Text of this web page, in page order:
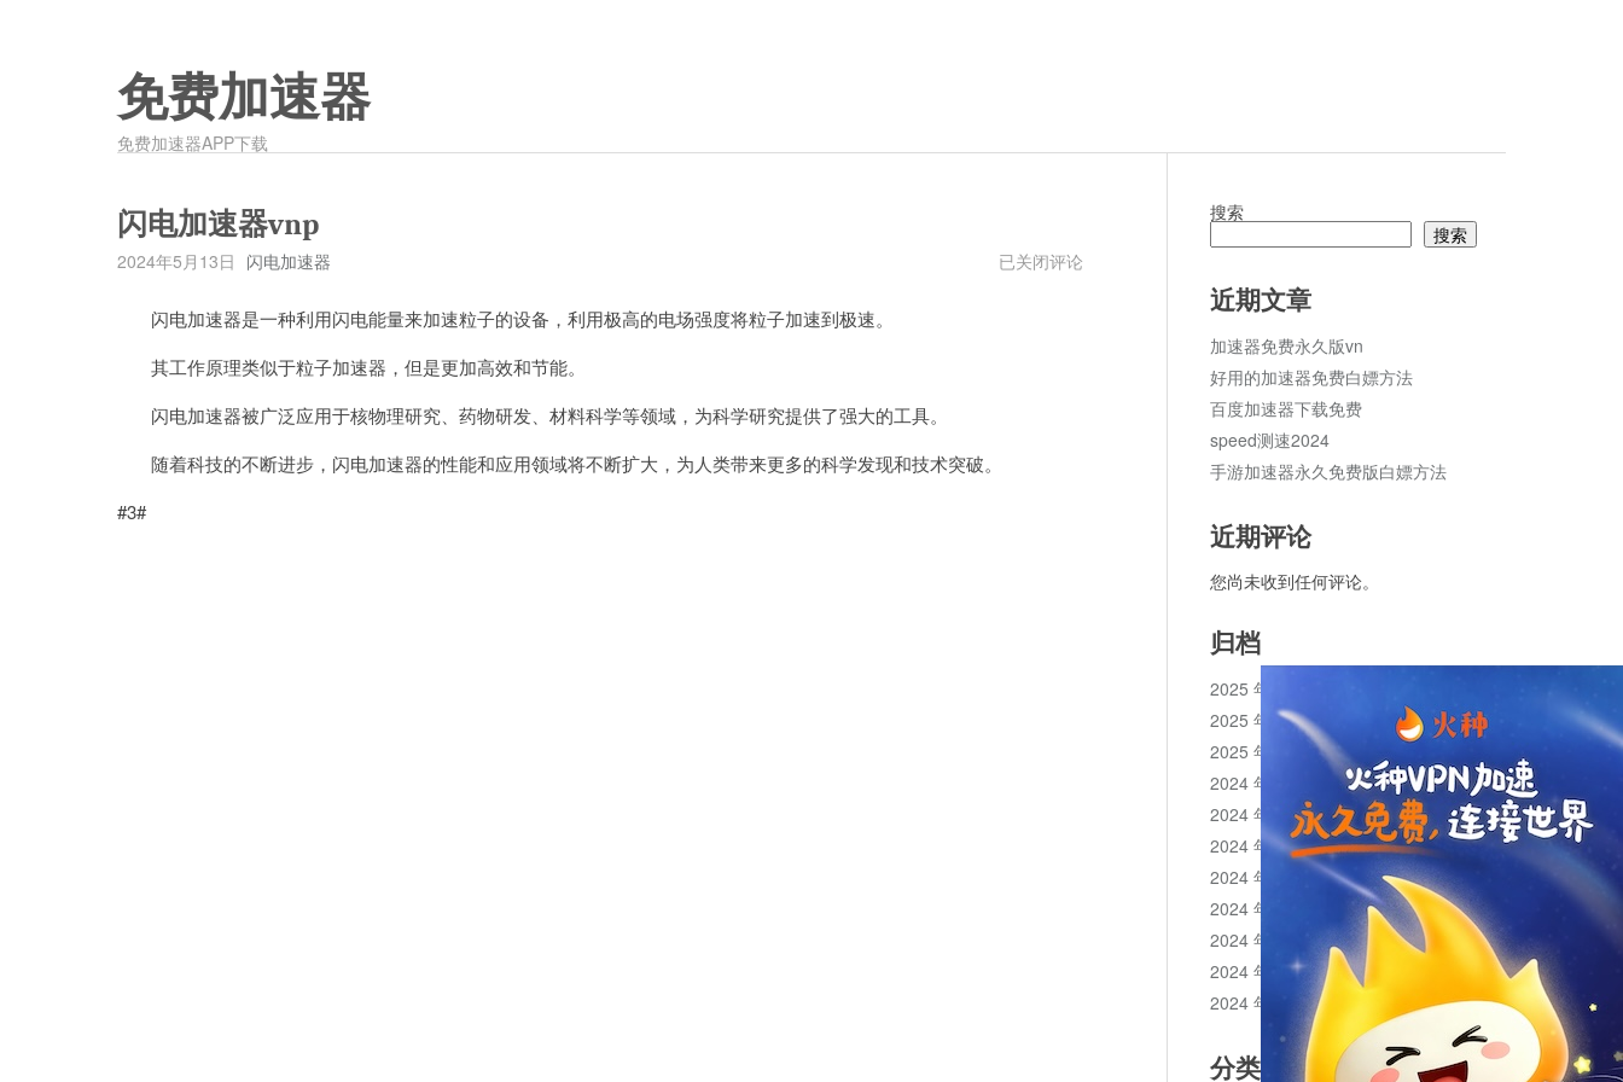
免费加速器
免费加速器APP下载
闪电加速器vnp
2024年5月13日 闪电加速器
闪
已关闭评论
闪电加速器是一种利用闪电能量来加速粒子的设备，利用极高的电场强度将粒子加速到极速。
其工作原理类似于粒子加速器，但是更加高效和节能。
闪电加速器被广泛应用于核物理研究、药物研发、材料科学等领域，为科学研究提供了强大的工具。
随着科技的不断进步，闪电加速器的性能和应用领域将不断扩大，为人类带来更多的科学发现和技术突破。
#3#
搜索
搜索
近期文章
加速器免费永久版vn
好用的加速器免费白嫖方法
百度加速器下载免费
speed测速2024
手游加速器永久免费版白嫖方法
近期评论
您尚未收到任何评论。
归档
2025 年 11 月
2025 年 10 月
2025 年 1 月
2024 年 12 月
2024 年 11 月
2024 年 10 月
2024 年 9 月
2024 年 8 月
2024 年 7 月
2024 年 6 月
2024 年 5 月
分类目录